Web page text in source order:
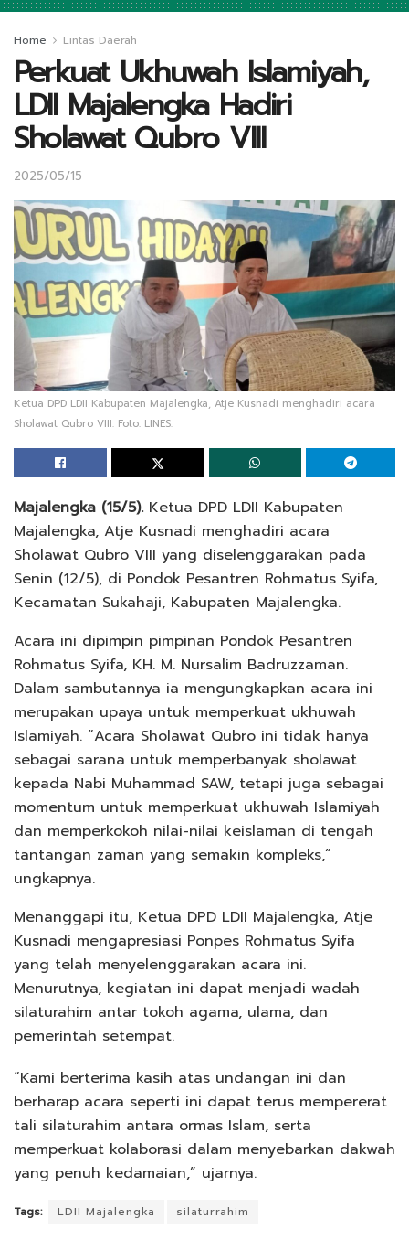
Home Lintas Daerah
Perkuat Ukhuwah Islamiyah,
LDII Majalengka Hadiri
Sholawat Qubro VIII
2025/05/15
Ketua DPD LDII Kabupaten Majalengka, Atje Kusnadi menghadiri acara
Sholawat Qubro VIII. Foto: LINES.
Majalengka (15/5).Ketua DPD LDII Kabupaten
Majalengka, Atje Kusnadi menghadiri acara
Sholawat Qubro VIII yang diselenggarakan pada
Senin (12/5), di Pondok Pesantren Rohmatus Syifa,
Kecamatan Sukahaji, Kabupaten Majalengka.
Acara ini dipimpin pimpinan Pondok Pesantren
Rohmatus Syifa, KH. M. Nursalim Badruzzaman.
Dalam sambutannya ia mengungkapkan acara ini
merupakan upaya untuk memperkuat ukhuwah
Islamiyah. “Acara Sholawat Qubro ini tidak hanya
sebagai sarana untuk memperbanyak sholawat
kepada Nabi Muhammad SAW, tetapi juga sebagai
momentum untuk memperkuat ukhuwah Islamiyah
dan memperkokoh nilai-nilai keislaman di tengah
tantangan zaman yang semakin kompleks,”
ungkapnya.
Menanggapi itu, Ketua DPD LDII Majalengka, Atje
Kusnadi mengapresiasi Ponpes Rohmatus Syifa
yang telah menyelenggarakan acara ini.
Menurutnya, kegiatan ini dapat menjadi wadah
silaturahim antar tokoh agama, ulama, dan
pemerintah setempat.
“Kami berterima kasih atas undangan ini dan
berharap acara seperti ini dapat terus mempererat
tali silaturahim antara ormas Islam, serta
memperkuat kolaborasi dalam menyebarkan dakwah
yang penuh kedamaian,” ujarnya.
Tags: LDII Majalengka silaturrahim